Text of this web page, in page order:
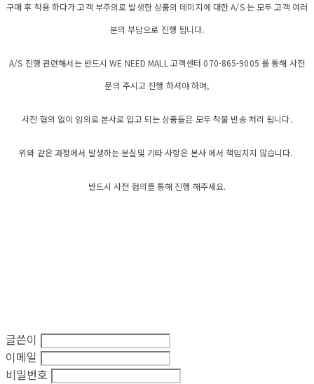
구매 후 착용 하다가 고객 부주의로 발생한 상품의 데미지에 대한 A/S 는 모두 고객 여러
분의 부담으로 진행 됩니다.
A/S 진행 관련해서는 반드시 WE NEED MALL 고객센터 070-865-9005 를 통해 사전
문의 주시고 진행 하셔야 하며,
사전 협의 없이 임의로 본사로 입고 되는 상품들은 모두 착불 반송 처리 됩니다.
위와 같은 과정에서 발생하는 분실및 기타 사항은 본사 에서 책임지지 않습니다.
반드시 사전 협의를 통해 진행 해주세요.
글쓴이
이메일
비밀번호